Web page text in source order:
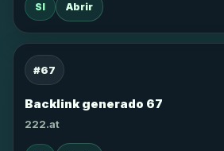
SI Abrir
#67
Backlink generado 67
222.at